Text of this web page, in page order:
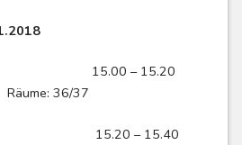
6a 15.00 – 15.20
36/37
6b 15.20 – 15.40